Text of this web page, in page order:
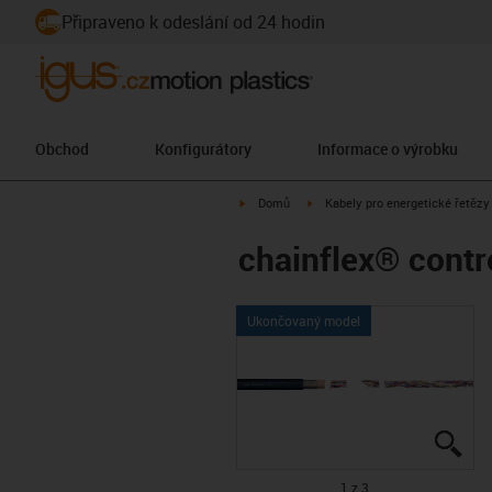
Připraveno k odeslání od 24 hodin
Obchod Konfigurátory Informace o výrobku
igus-icon-arrow-right
Domů igus-icon-arrow-right
Kabely pro energetické řetězy
chainflex®
Ukončovaný model
1 z 3